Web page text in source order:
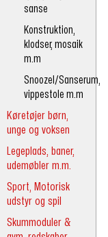
sanse
Konstruktion,
klodser, mosaik
m.m
Snoozel/Sanserum,
vippestole m.m
Køretøjer børn,
unge og voksen
Legeplads, baner,
udemøbler m.m.
Sport, Motorisk
udstyr og spil
Skummoduler &